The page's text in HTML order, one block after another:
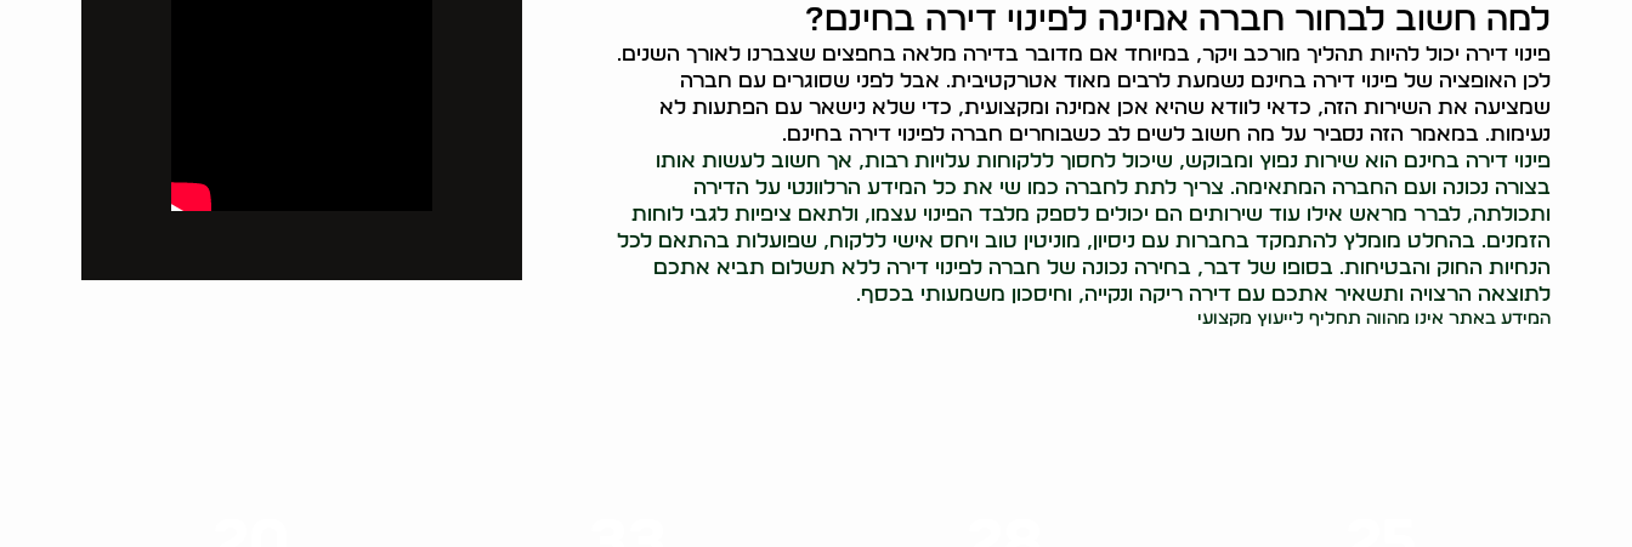
למה חשוב לבחור חברה אמינה לפינוי דירה בחינם?
פינוי דירה יכול להיות תהליך מורכב ויקר, במיוחד אם מדובר בדירה מלאה בחפצים שצברנו לאורך השנים.
לכן האופציה של פינוי דירה בחינם נשמעת לרבים מאוד אטרקטיבית. אבל לפני שסוגרים עם חברה
שמציעה את השירות הזה, כדאי לוודא שהיא אכן אמינה ומקצועית, כדי שלא נישאר עם הפתעות לא
נעימות. במאמר הזה נסביר על מה חשוב לשים לב כשבוחרים חברה לפינוי דירה בחינם.
פינוי דירה בחינם הוא שירות נפוץ ומבוקש, שיכול לחסוך ללקוחות עלויות רבות, אך חשוב לעשות אותו
בצורה נכונה ועם החברה המתאימה. צריך לתת לחברה כמו שי את כל המידע הרלוונטי על הדירה
ותכולתה, לברר מראש אילו עוד שירותים הם יכולים לספק מלבד הפינוי עצמו, ולתאם ציפיות לגבי לוחות
הזמנים. בהחלט מומלץ להתמקד בחברות עם ניסיון, מוניטין טוב ויחס אישי ללקוח, שפועלות בהתאם לכל
הנחיות החוק והבטיחות. בסופו של דבר, בחירה נכונה של חברה לפינוי דירה ללא תשלום תביא אתכם
לתוצאה הרצויה ותשאיר אתכם עם דירה ריקה ונקייה, וחיסכון משמעותי בכסף.
המידע באתר אינו מהווה תחליף לייעוץ מקצועי